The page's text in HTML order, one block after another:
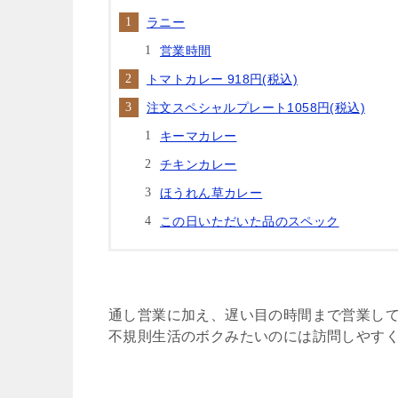
ラニー
営業時間
トマトカレー 918円(税込)
注文スペシャルプレート1058円(税込)
キーマカレー
チキンカレー
ほうれん草カレー
この日いただいた品のスペック
通し営業に加え、遅い目の時間まで営業して
不規則生活のボクみたいのには訪問しやす